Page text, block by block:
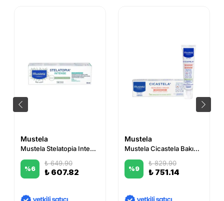
Mustela
Mustela Stelatopia Intense Care 30 ml
%6
₺ 649.90
₺ 607.82
Mustela
Mustela Cicastela Bakım Kremi 40 ml
%9
₺ 829.90
₺ 751.14